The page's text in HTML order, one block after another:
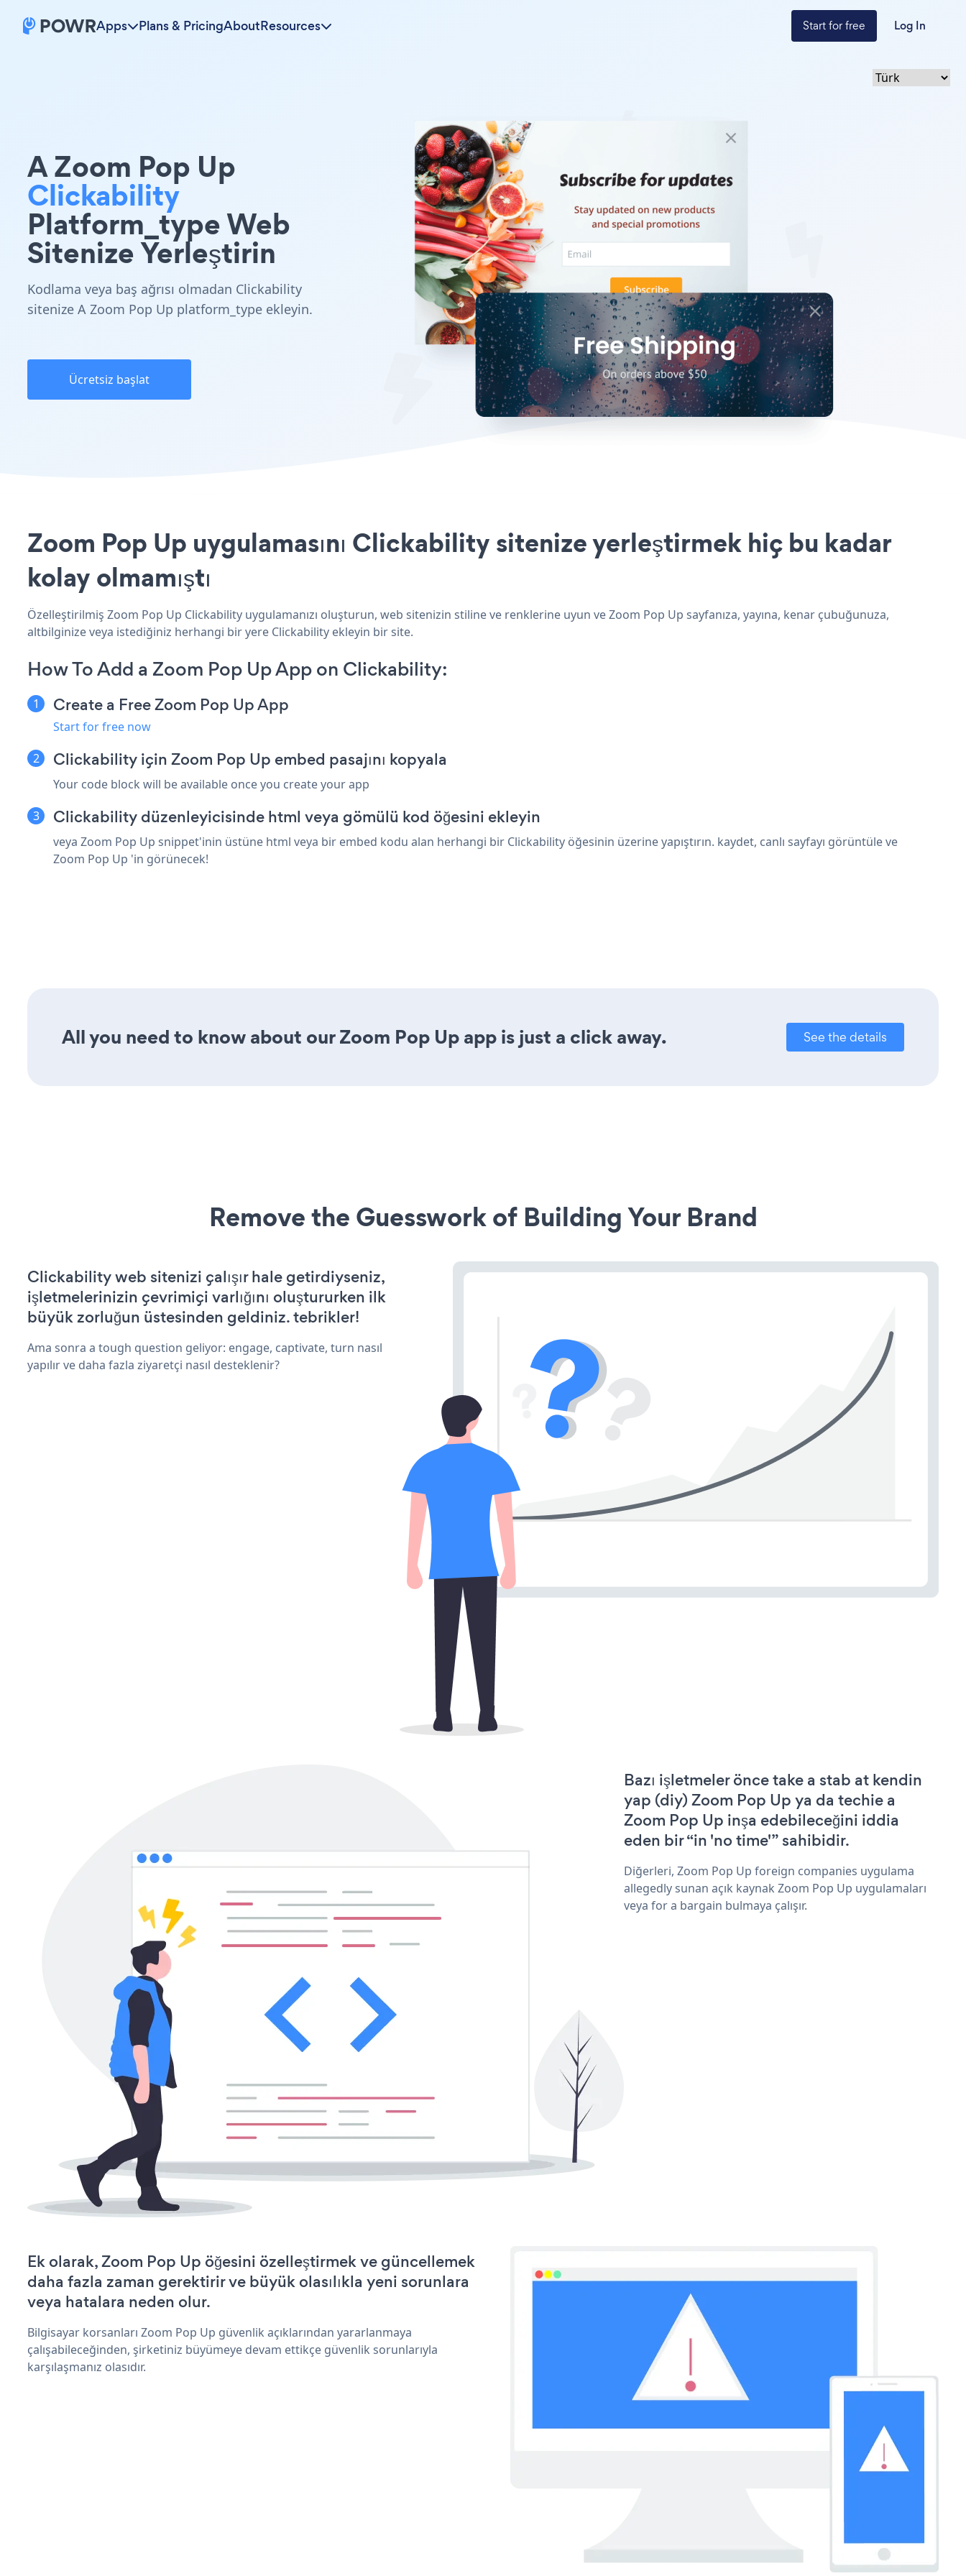
Apps Plans & PricingAboutResources Start for free Log In
A Zoom Pop Up
Clickability
Platform_type Web
Sitenize Yerleştirin
Kodlama veya baş ağrısı olmadan Clickability
sitenize A Zoom Pop Up platform_type ekleyin.
Ücretsiz başlat
Zoom Pop Up uygulamasını Clickability sitenize yerleştirmek hiç bu kadar
kolay olmamıştı
Özelleştirilmiş Zoom Pop Up Clickability uygulamanızı oluşturun, web sitenizin stiline ve renklerine uyun ve Zoom Pop Up sayfanıza, yayına, kenar çubuğunuza,
altbilginize veya istediğiniz herhangi bir yere Clickability ekleyin bir site.
How To Add a Zoom Pop Up App on Clickability:
Create a Free Zoom Pop Up App
Start for free now
Clickability için Zoom Pop Up embed pasajını kopyala
Your code block will be available once you create your app
Clickability düzenleyicisinde html veya gömülü kod öğesini ekleyin
veya Zoom Pop Up snippet'inin üstüne html veya bir embed kodu alan herhangi bir Clickability öğesinin üzerine yapıştırın. kaydet, canlı sayfayı görüntüle ve
Zoom Pop Up 'in görünecek!
All you need to know about our Zoom Pop Up app is just a click away. See the details
Remove the Guesswork of Building Your Brand
Clickability web sitenizi çalışır hale getirdiyseniz,
işletmelerinizin çevrimiçi varlığını oluştururken ilk
büyük zorluğun üstesinden geldiniz. tebrikler!
Ama sonra a tough question geliyor: engage, captivate, turn nasıl
yapılır ve daha fazla ziyaretçi nasıl desteklenir?
Bazı işletmeler önce take a stab at kendin
yap (diy) Zoom Pop Up ya da techie a
Zoom Pop Up inşa edebileceğini iddia
eden bir “in 'no time'” sahibidir.
Diğerleri, Zoom Pop Up foreign companies uygulama
allegedly sunan açık kaynak Zoom Pop Up uygulamaları
veya for a bargain bulmaya çalışır.
Ek olarak, Zoom Pop Up öğesini özelleştirmek ve güncellemek
daha fazla zaman gerektirir ve büyük olasılıkla yeni sorunlara
veya hatalara neden olur.
Bilgisayar korsanları Zoom Pop Up güvenlik açıklarından yararlanmaya
çalışabileceğinden, şirketiniz büyümeye devam ettikçe güvenlik sorunlarıyla
karşılaşmanız olasıdır.